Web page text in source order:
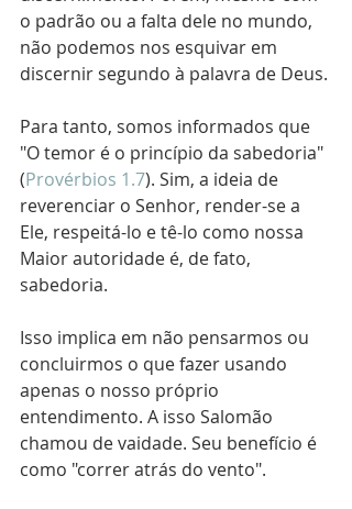
o padrão ou a falta dele no mundo,
não podemos nos esquivar em
discernir segundo à palavra de Deus.
Para tanto, somos informados que
"O temor é o princípio da sabedoria"
(Provérbios 1.7). Sim, a ideia de
reverenciar o Senhor, render-se a
Ele, respeitá-lo e tê-lo como nossa
Maior autoridade é, de fato,
sabedoria.
Isso implica em não pensarmos ou
concluirmos o que fazer usando
apenas o nosso próprio
entendimento. A isso Salomão
chamou de vaidade. Seu benefício é
como "correr atrás do vento".